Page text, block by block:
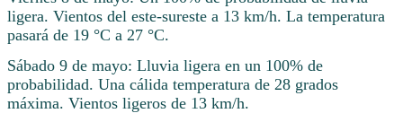
ligera. Vientos del este-sureste a 13 km/h. La temperatura
pasará de 19 °C a 27 °C.
Sábado 9 de mayo: Lluvia ligera en un 100% de
probabilidad. Una cálida temperatura de 28 grados
máxima. Vientos ligeros de 13 km/h.